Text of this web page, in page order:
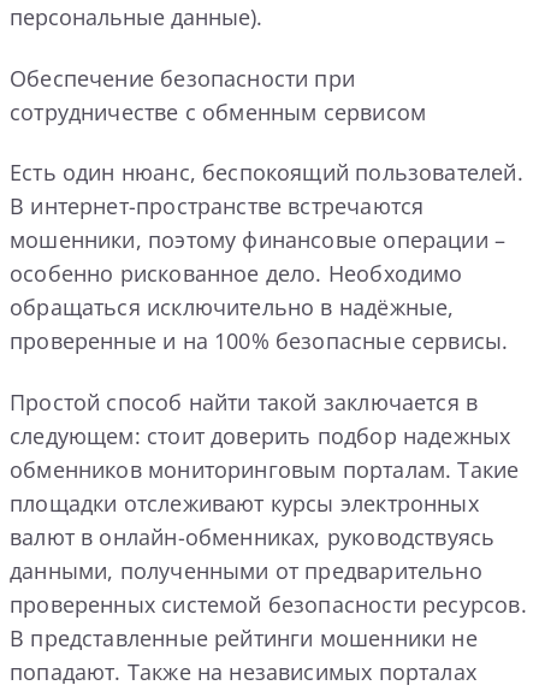
персональные данные).
Обеспечение безопасности при
сотрудничестве с обменным сервисом
Есть один нюанс, беспокоящий пользователей.
В интернет-пространстве встречаются
мошенники, поэтому финансовые операции –
особенно рискованное дело. Необходимо
обращаться исключительно в надёжные,
проверенные и на 100% безопасные сервисы.
Простой способ найти такой заключается в
следующем: стоит доверить подбор надежных
обменников мониторинговым порталам. Такие
площадки отслеживают курсы электронных
валют в онлайн-обменниках, руководствуясь
данными, полученными от предварительно
проверенных системой безопасности ресурсов.
В представленные рейтинги мошенники не
попадают. Также на независимых порталах